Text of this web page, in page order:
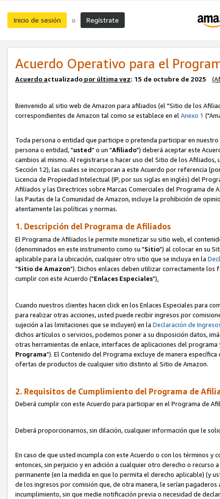
Inicio de sesión o Regístrate
Acuerdo Operativo para el
Acuerdo actualizado por última vez: 15 de octubre de 2025
Bienvenido al sitio web de Amazon para afiliados (el "Sitio de los
correspondientes de Amazon tal como se establece en elAnexo 1
Toda persona o entidad que participe o pretenda participar en
persona o entidad, "usted" o un "Afiliado") deberá aceptar este
cambios al mismo. Al registrarse o hacer uso del Sitio de los
Sección 12), las cuales se incorporan a este Acuerdo por referencia
Licencia de Propiedad Intelectual (IP, por sus siglas en inglés) del
Afiliados y las Directrices sobre Marcas Comerciales del Programa
las Pautas de la Comunidad de Amazon, incluye la prohibición de
atentamente las políticas y normas.
1. Descripción del Programa de Afiliados
El Programa de Afiliados le permite monetizar su sitio web, el
(denominados en este instrumento como su "Sitio") al colocar en su
aplicable para la ubicación, cualquier otro sitio que se incluya en la
"Sitio de Amazon"). Dichos enlaces deben utilizar correctamente los
cumplir con este Acuerdo ("Enlaces Especiales").
Cuando nuestros clientes hacen click en los Enlaces Especiales para
para realizar otras acciones, usted puede recibir ingresos por
sujeción a las limitaciones que se incluyen) en la Declaración de
dichos artículos o servicios, podemos poner a su disposición datos,
otras herramientas de enlace, interfaces de aplicaciones del
Programa"). El Contenido del Programa excluye de manera
ofertas de productos de cualquier sitio distinto al Sitio de Amazon.
2. Requisitos de Cumplimiento del Programa de
Deberá cumplir con este Acuerdo para participar en el Programa de
Deberá proporcionarnos, sin dilación, cualquier información que le
En caso de que usted incumpla con este Acuerdo o con los términos
entonces, sin perjuicio y en adición a cualquier otro derecho o
permanente (en la medida en que lo permita el derecho aplicable) (y
de los ingresos por comisión que, de otra manera, le serían
incumplimiento, sin que medie notificación previa o necesidad de